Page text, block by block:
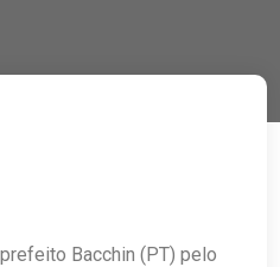
prefeito Bacchin (PT) pelo